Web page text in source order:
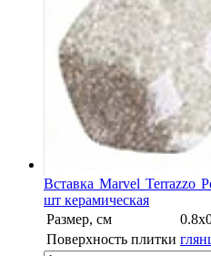
Вставка Marvel Terrazzo
шт керамическая
Размер, см
Поверхность плитки